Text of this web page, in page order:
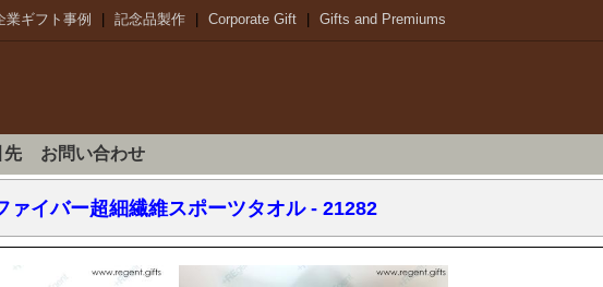
業ギフト事例 記念品製作 Corporate Gift Gifts and Premiums
先 お問い合わせ
ァイバー超細繊維スポーツタオル- 21282